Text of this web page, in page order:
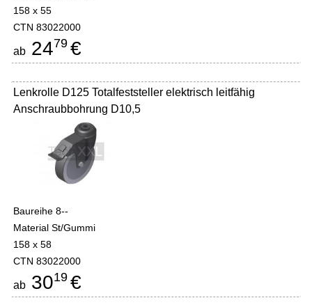
158 x 55
CTN 83022000
ab 2479 €
Lenkrolle D125 Totalfeststeller elektrisch leitfähig
Anschraubbohrung D10,5
Baureihe 8--
Material St/Gummi
158 x 58
CTN 83022000
ab 3019 €